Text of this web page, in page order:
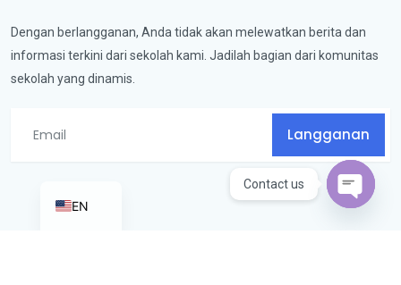
Dengan berlangganan, Anda tidak akan melewatkan berita dan
informasi terkini dari sekolah kami. Jadilah bagian dari komunitas
sekolah yang dinamis.
Langganan
EN
Contact us